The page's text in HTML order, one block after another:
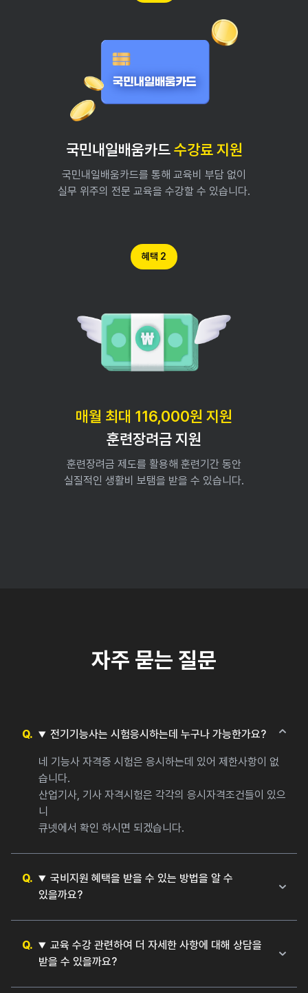
국민내일배움카드수강료 지원
국민내일배움카드를 통해 교육비 부담 없이
실무 위주의 전문 교육을 수강할 수 있습니다.
혜택 2
매월 최대 116,000원 지원
훈련장려금 지원
훈련장려금 제도를 활용해 훈련기간 동안
실질적인 생활비 보탬을 받을 수 있습니다.
자주 묻는 질문
전기기능사는 시험응시하는데 누구나 가능한가요?
네 기능사 자격증 시험은 응시하는데 있어 제한사항이 없
습니다.
산업기사, 기사 자격시험은 각각의 응시자격조건들이 있으
니
큐넷에서 확인 하시면 되겠습니다.
국비지원 혜택을 받을 수 있는 방법을 알 수
있을까요?
혜택을 받을 수 있습니다.
교육 수강 관련하여 더 자세한 사항에 대해 상담을
받을 수 있을까요?